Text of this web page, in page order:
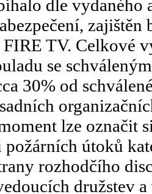
dle vydaného
TV. Celkové
se
30% od
lze označit
útoků
rozhodčího
družstev